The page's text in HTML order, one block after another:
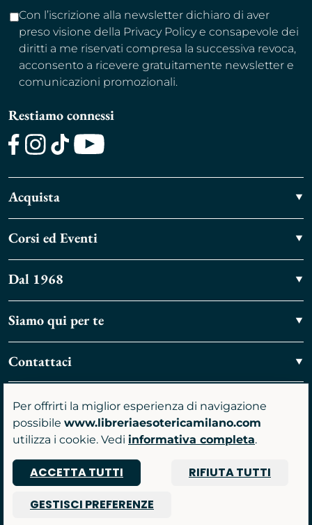
Con l’iscrizione alla newsletter dichiaro di aver
preso visione della Privacy Policy e consapevole dei
diritti a me riservati compresa la successiva revoca,
acconsento a ricevere gratuitamente newsletter e
comunicazioni promozionali.
Restiamo connessi
Acquista
Corsi ed Eventi
Dal 1968
Siamo qui per te
Contattaci
Vieni a trovarci
P.IVA 07481590961
© 2026 Libreria Gruppo Anima srl
Per offrirti la miglior esperienza di navigazione
possibile www.libreriaesotericamilano.com
utilizza i cookie. Vedi informativa completa.
ACCETTA TUTTI
RIFIUTA TUTTI
GESTISCI PREFERENZE